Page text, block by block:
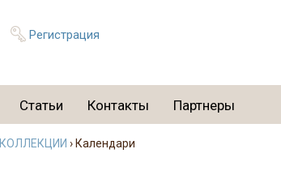
Регистрация
Статьи Контакты Партнеры
КОЛЛЕКЦИИ › Календари